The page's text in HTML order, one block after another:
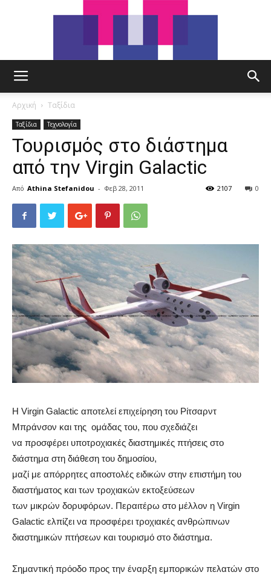
Αρχική Ταξίδια
Ταξίδια Τεχνολογία
Τουρισμός στο διάστημα
από την Virgin Galactic
Από Athina Stefanidou - Φεβ 28, 2011 0
2107
Η Virgin Galactic αποτελεί επιχείρηση του Ρίτσαρντ
Μπράνσον και της ομάδας του, που σχεδιάζει
να προσφέρει υποτροχιακές διαστημικές πτήσεις στο
διάστημα στη διάθεση του δημοσίου,
μαζί με απόρρητες αποστολές ειδικών στην επιστήμη του
διαστήματος και των τροχιακών εκτοξεύσεων
των μικρών δορυφόρων. Περαιτέρω στο μέλλον η Virgin
Galactic ελπίζει να προσφέρει τροχιακές ανθρώπινων
διαστημικών πτήσεων και τουρισμό στο διάστημα.
Σημαντική πρόοδο προς την έναρξη εμπορικών πελατών στο